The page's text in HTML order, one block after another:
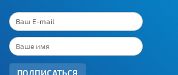
ПОДПИСАТЬСЯ